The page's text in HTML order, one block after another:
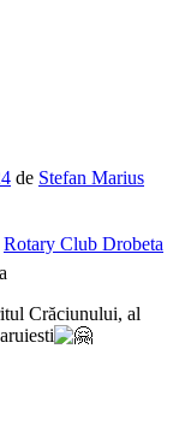
de Stefan Marius
Rotary Club Drobeta
Crăciunului, al